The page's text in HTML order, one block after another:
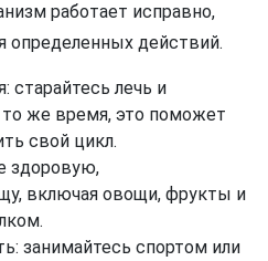
работает исправно,
определенных действий.
старайтесь лечь и
же время, это поможет
свой цикл.
здоровую,
включая овощи, фрукты и
занимайтесь спортом или